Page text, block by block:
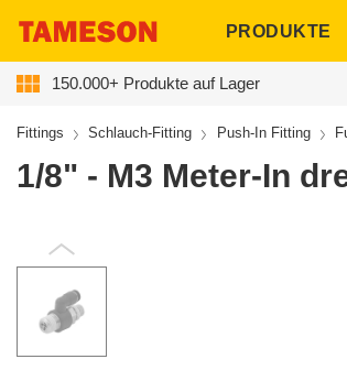
PRODUKTE
150.000+ Produkte auf Lager
Fittings Schlauch-Fitting Push-In Fitting
1/8" - M3 Meter-In